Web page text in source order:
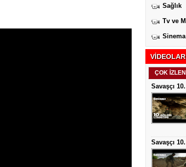
Sağlık
Tv ve
Sinema
VİDEOLAR
ÇOK
Savaşçı
Savaşçı